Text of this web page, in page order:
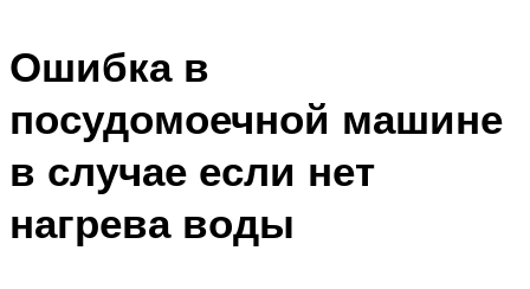
Ошибка в
посудомоечной машине
в случае если нет
нагрева воды